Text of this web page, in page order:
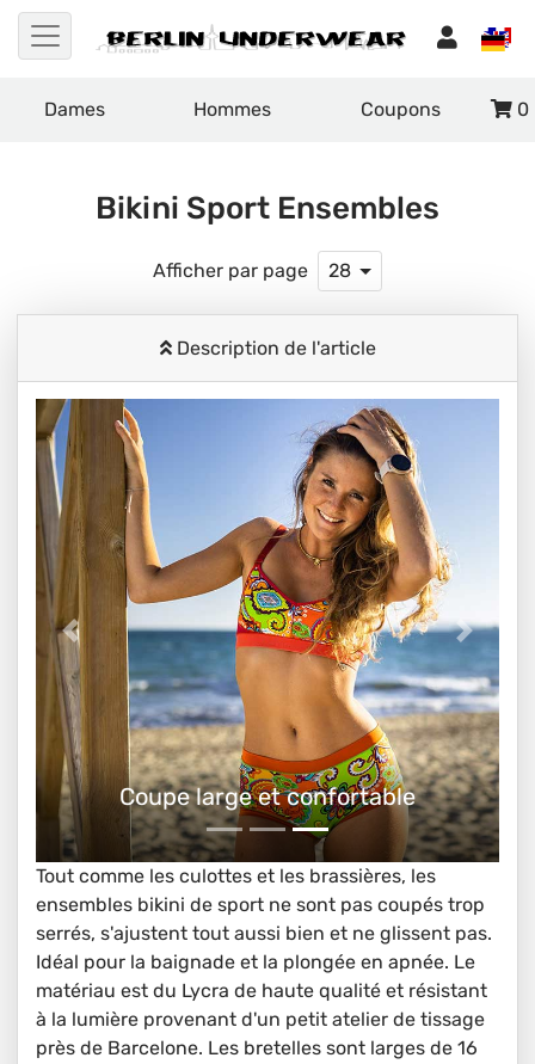
Dames Hommes Coupons 0
Bikini Sport Ensembles
Afficher par page 28
Description de l'article
Ensemble bikini sportif
Tout comme les culottes et les brassières, les
ensembles bikini de sport ne sont pas coupés trop
serrés, s'ajustent tout aussi bien et ne glissent pas.
Idéal pour la baignade et la plongée en apnée. Le
matériau est du Lycra de haute qualité et résistant
à la lumière provenant d'un petit atelier de tissage
près de Barcelone. Les bretelles sont larges de 16